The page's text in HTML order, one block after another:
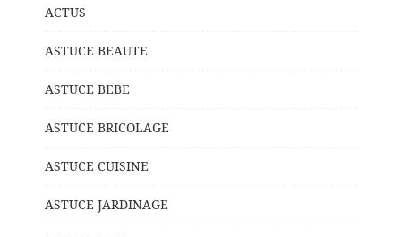
ACTUS
ASTUCE BEAUTE
ASTUCE BEBE
ASTUCE BRICOLAGE
ASTUCE CUISINE
ASTUCE JARDINAGE